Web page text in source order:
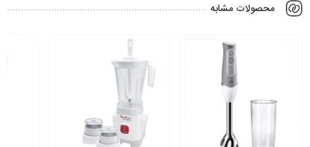
ناخالصی و گچ داشته باشد پس از بخار شدن، در منافذ اتو نفوذ کرده و از
در جعبه موجود است. با تهیه این محصول علاوه بر بهبود عملکرد اتو، از
سفیدک زدن لباستان هم جلوگیری می‌کنید.
مقدمه
محصولات مشابه